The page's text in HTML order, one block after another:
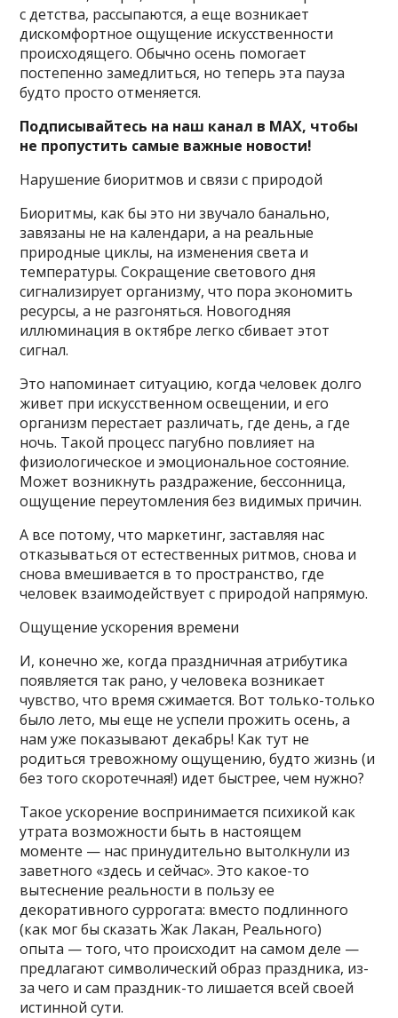
с детства, рассыпаются, а еще возникает
дискомфортное ощущение искусственности
происходящего. Обычно осень помогает
постепенно замедлиться, но теперь эта пауза
будто просто отменяется.
Подписывайтесь на наш канал в MAX, чтобы
не пропустить самые важные новости!
Нарушение биоритмов и связи с природой
Биоритмы, как бы это ни звучало банально,
завязаны не на календари, а на реальные
природные циклы, на изменения света и
температуры. Сокращение светового дня
сигнализирует организму, что пора экономить
ресурсы, а не разгоняться. Новогодняя
иллюминация в октябре легко сбивает этот
сигнал.
Это напоминает ситуацию, когда человек долго
живет при искусственном освещении, и его
организм перестает различать, где день, а где
ночь. Такой процесс пагубно повлияет на
физиологическое и эмоциональное состояние.
Может возникнуть раздражение, бессонница,
ощущение переутомления без видимых причин.
А все потому, что маркетинг, заставляя нас
отказываться от естественных ритмов, снова и
снова вмешивается в то пространство, где
человек взаимодействует с природой напрямую.
Ощущение ускорения времени
И, конечно же, когда праздничная атрибутика
появляется так рано, у человека возникает
чувство, что время сжимается. Вот только-только
было лето, мы еще не успели прожить осень, а
нам уже показывают декабрь! Как тут не
родиться тревожному ощущению, будто жизнь (и
без того скоротечная!) идет быстрее, чем нужно?
Такое ускорение воспринимается психикой как
утрата возможности быть в настоящем
моменте — нас принудительно вытолкнули из
заветного «здесь и сейчас». Это какое-то
вытеснение реальности в пользу ее
декоративного суррогата: вместо подлинного
(как мог бы сказать Жак Лакан, Реального)
опыта — того, что происходит на самом деле —
предлагают символический образ праздника, из-
за чего и сам праздник-то лишается всей своей
истинной сути.